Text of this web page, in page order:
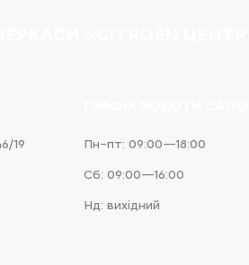
19
Пн–пт: 09:00—18:00
Сб: 09:00—16:00
Нд: вихідний